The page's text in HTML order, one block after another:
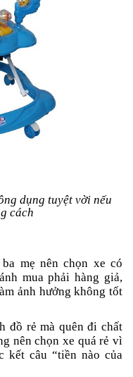
dụng tuyệt vời nếu
cách
mẹ nên chọn xe có
mua phải hàng giả,
ảnh hưởng không tốt
đồ rẻ mà quên đi chất
nên chọn xe quá rẻ vì
kết câu “tiền nào của